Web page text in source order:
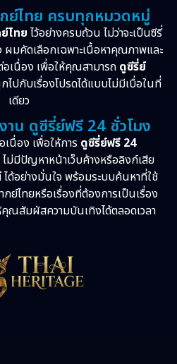
ย์ไทย ครบทุกหมวดหมู่
ไทย ไว้อย่างครบถ้วน ไม่ว่าจะเป็นซีรี่
มคัดเลือกเฉพาะเนื้อหาคุณภาพและ
อเนื่อง เพื่อให้คุณสามารถ ดูซีรี่ย์
ปกับเรื่องโปรดได้แบบไม่มีเบื่อในที่
เดียว
าน ดูซีรี่ย์ฟรี 24 ชั่วโมง
นื่อง เพื่อให้การ ดูซีรี่ย์ฟรี 24
ม่มีปัญหาหน้าเว็บค้างหรือลิงก์เสีย
ได้อย่างมั่นใจ พร้อมระบบค้นหาที่ใช้
กย์ไทยหรือเรื่องที่ต้องการเป็นเรื่อง
ณสัมผัสความบันเทิงได้ตลอดเวลา